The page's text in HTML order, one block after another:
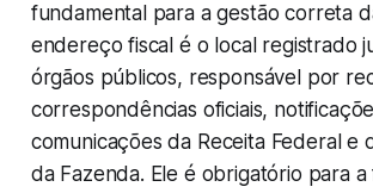
fundamental para a gestão correta
endereço fiscal é o local registrado
órgãos públicos, responsável por
correspondências oficiais,
comunicações da Receita Federal e
da Fazenda. Ele é obrigatório para a